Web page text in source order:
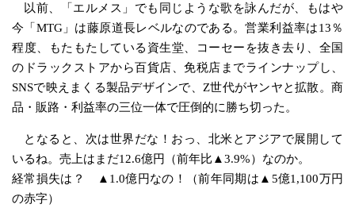
以前、「エルメス」でも同じような歌を詠んだが、もはや
今「MTG」は藤原道長レベルなのである。営業利益率は13％
程度、もたもたしている資生堂、コーセーを抜き去り、全国
のドラックストアから百貨店、免税店までラインナップし、
SNSで映えまくる製品デザインで、Z世代がヤンヤと拡散。商
品・販路・利益率の三位一体で圧倒的に勝ち切った。
となると、次は世界だな！おっ、北米とアジアで展開して
いるね。売上はまだ12.6億円（前年比▲3.9%）なのか。
経常損失は？ ▲1.0億円なの！（前年同期は▲5億1,100万円
の赤字）